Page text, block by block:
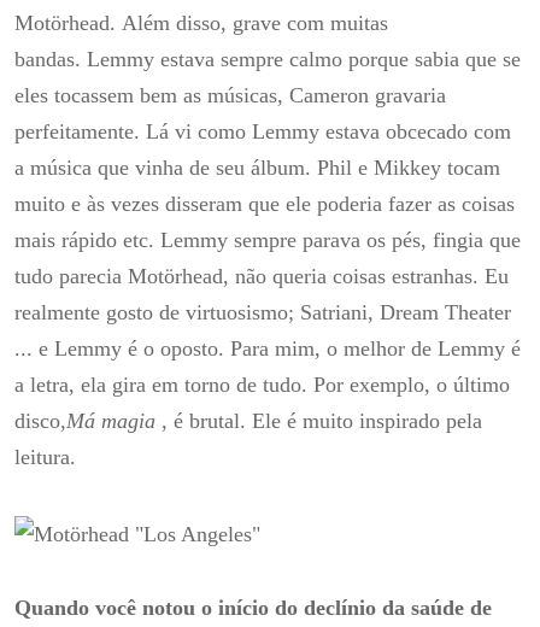
Motörhead. Além disso, grave com muitas
bandas. Lemmy estava sempre calmo porque sabia que se
eles tocassem bem as músicas, Cameron gravaria
perfeitamente. Lá vi como Lemmy estava obcecado com
a música que vinha de seu álbum. Phil e Mikkey tocam
muito e às vezes disseram que ele poderia fazer as coisas
mais rápido etc. Lemmy sempre parava os pés, fingia que
tudo parecia Motörhead, não queria coisas estranhas. Eu
realmente gosto de virtuosismo; Satriani, Dream Theater
... e Lemmy é o oposto. Para mim, o melhor de Lemmy é
a letra, ela gira em torno de tudo. Por exemplo, o último
disco,Má magia , é brutal. Ele é muito inspirado pela
leitura.
Quando você notou o início do declínio da saúde de